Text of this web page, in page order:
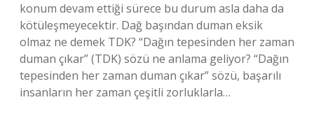
konum devam ettiği sürece bu durum asla daha da
kötüleşmeyecektir. Dağ başından duman eksik
olmaz ne demek TDK? “Dağın tepesinden her zaman
duman çıkar” (TDK) sözü ne anlama geliyor? “Dağın
tepesinden her zaman duman çıkar” sözü, başarılı
insanların her zaman çeşitli zorluklarla…